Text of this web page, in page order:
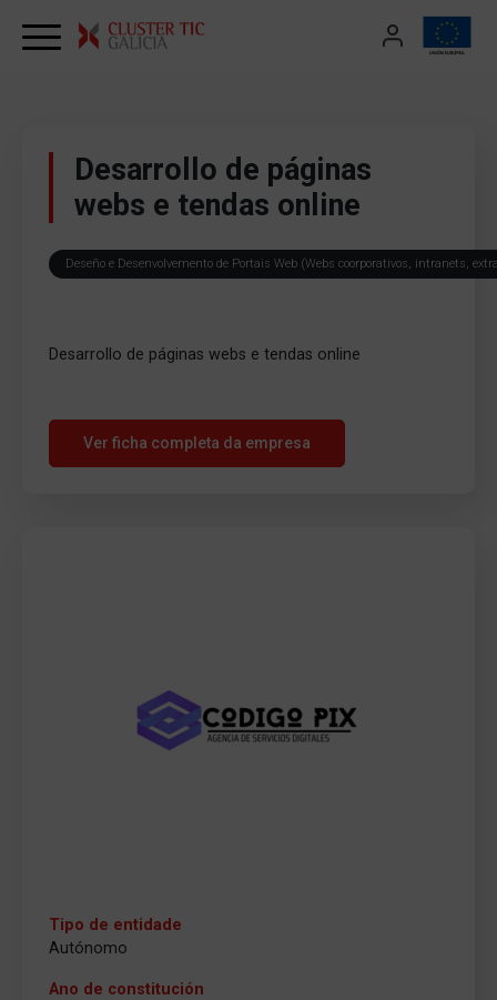
Desarrollo de páginas
webs e tendas online
Deseño e Desenvolvemento de Portais Web (Webs coorporativos, intranets,
Desarrollo de páginas webs e tendas online
Ver ficha completa da empresa
Tipo de entidade
Autónomo
Ano de constitución